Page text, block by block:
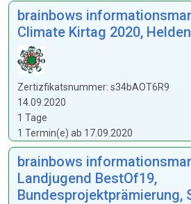
brainbows
Climate Kirtag 2020,
Zertizfikatsnummer: s34bAOT6R9
14.09.2020
1 Tage
1 Termin(e) ab 17.09.2020
brainbows
Landjugend BestOf19,
Bundesprojektprämierung,